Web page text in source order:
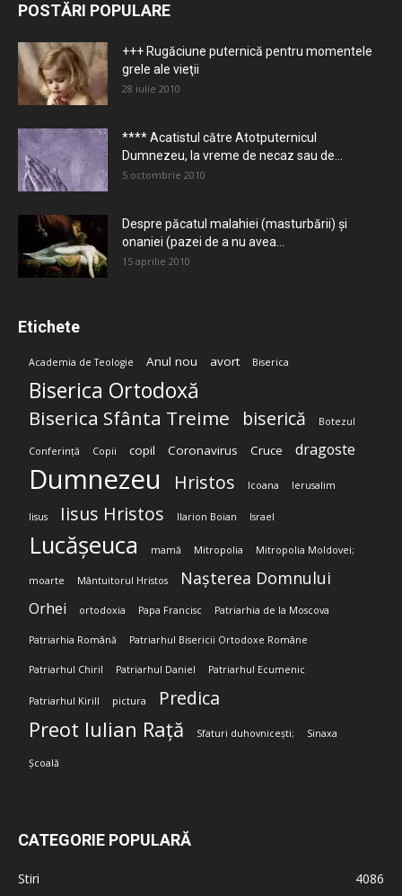
POSTĂRI POPULARE
+++ Rugăciune puternică pentru momentele
grele ale vieţii
28 iulie 2010
**** Acatistul către Atotputernicul
Dumnezeu, la vreme de necaz sau de...
5 octombrie 2010
Despre păcatul malahiei (masturbării) şi
onaniei (pazei de a nu avea...
15 aprilie 2010
Etichete
Academia de Teologie Anul nou avort Biserica
Biserica Ortodoxă
Biserica Sfânta Treime biserică Botezul
Conferință Copii copil Coronavirus Cruce dragoste
Dumnezeu Hristos Icoana Ierusalim
Iisus Iisus Hristos Ilarion Boian Israel
Lucășeuca mamă Mitropolia Mitropolia Moldovei;
moarte Mântuitorul Hristos Nașterea Domnului
Orhei ortodoxia Papa Francisc Patriarhia de la Moscova
Patriarhia Română Patriarhul Bisericii Ortodoxe Române
Patriarhul Chiril Patriarhul Daniel Patriarhul Ecumenic
Patriarhul Kirill pictura Predica
Preot Iulian Rață Sfaturi duhovnicești; Sinaxa
Școală
CATEGORIE POPULARĂ
Stiri
4086